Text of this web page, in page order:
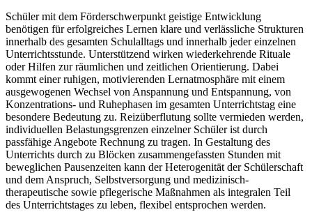
Schüler mit dem Förderschwerpunkt geistige Entwicklung
benötigen für erfolgreiches Lernen klare und verlässliche Strukturen
innerhalb des gesamten Schulalltags und innerhalb jeder einzelnen
Unterrichtsstunde. Unterstützend wirken wiederkehrende Rituale
oder Hilfen zur räumlichen und zeitlichen Orientierung. Dabei
kommt einer ruhigen, motivierenden Lernatmosphäre mit einem
ausgewogenen Wechsel von Anspannung und Entspannung, von
Konzentrations- und Ruhephasen im gesamten Unterrichtstag eine
besondere Bedeutung zu. Reizüberflutung sollte vermieden werden,
individuellen Belastungsgrenzen einzelner Schüler ist durch
passfähige Angebote Rechnung zu tragen. In Gestaltung des
Unterrichts durch zu Blöcken zusammengefassten Stunden mit
beweglichen Pausenzeiten kann der Heterogenität der Schülerschaft
und dem Anspruch, Selbstversorgung und medizinisch-
therapeutische sowie pflegerische Maßnahmen als integralen Teil
des Unterrichtstages zu leben, flexibel entsprochen werden.